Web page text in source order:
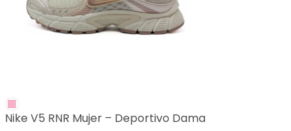
Nike V5 RNR Mujer – Deportivo Dama